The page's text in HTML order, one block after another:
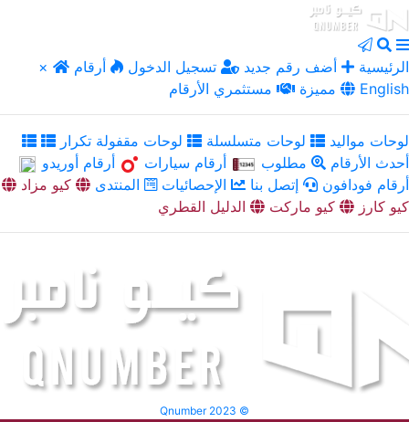
× الرئيسية أضف رقم جديد تسجيل الدخول
أرقام
مميزة
مستثمري الأرقام English
لوحات مواليد لوحات متسلسلة
لوحات مقفولة تكرار
أحدث الأرقام
مطلوب أرقام سيارات
أرقام أوريدو
أرقام فودافون
إتصل بنا الإحصائيات المنتدى
كيو مزاد
كيو كارز
كيو ماركت الدليل القطري
Qnumber 2023 ©